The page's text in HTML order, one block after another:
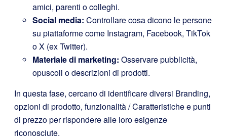
amici, parenti o colleghi.
Social media: Controllare cosa dicono le persone
su piattaforme come Instagram, Facebook, TikTok
o X (ex Twitter).
Materiale di marketing: Osservare pubblicità,
opuscoli o descrizioni di prodotti.
In questa fase, cercano di identificare diversi Branding,
opzioni di prodotto, funzionalità / Caratteristiche e punti
di prezzo per rispondere alle loro esigenze
riconosciute.